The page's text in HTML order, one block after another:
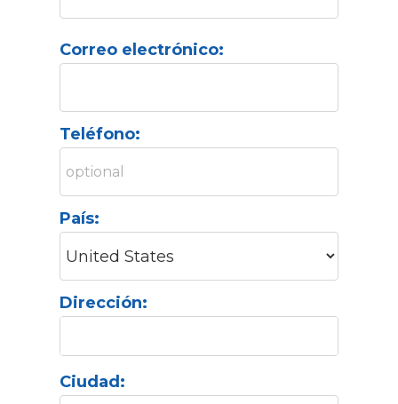
Correo electrónico:
Teléfono:
País:
Dirección:
Ciudad: